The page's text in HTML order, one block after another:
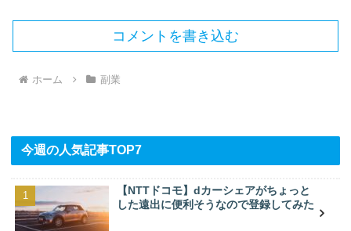
コメントを書き込む
ホーム 副業
今週の人気記事TOP7
【NTTドコモ】dカーシェアがちょっと
した遠出に便利そうなので登録してみた